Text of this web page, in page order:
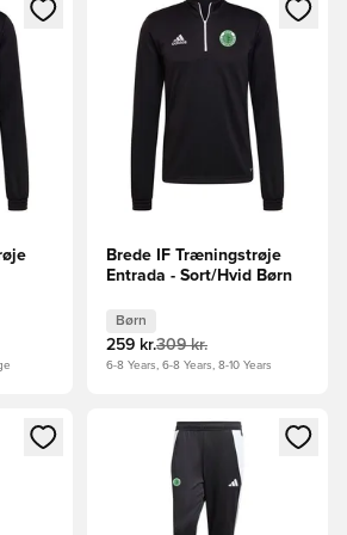
Brede IF Træningstrøje
Entrada - Sort/Hvid Børn
Børn
259 kr.309 kr.
6-8 Years, 6-8 Years, 8-10 Years
logge ind eller tilmelde dig som
Åbner en Modal til at logge